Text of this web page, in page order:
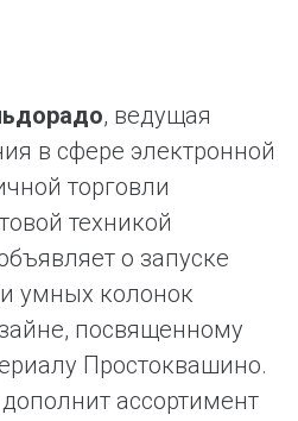
, ведущая
в сфере электронной
торговли
техникой
о запуске
умных колонок
посвященному
Простоквашино.
ассортимент